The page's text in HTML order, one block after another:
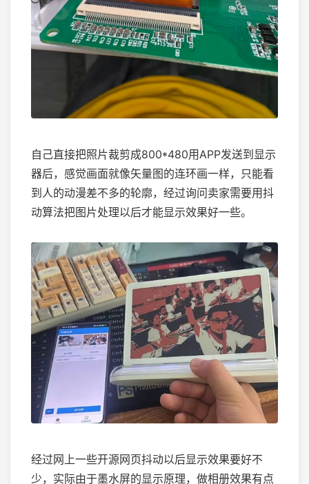
自己直接把照片裁剪成800*480用APP发送到显示
器后，感觉画面就像矢量图的连环画一样，只能看
到人的动漫差不多的轮廓，经过询问卖家需要用抖
动算法把图片处理以后才能显示效果好一些。
经过网上一些开源网页抖动以后显示效果要好不
少，实际由于墨水屏的显示原理，做相册效果有点